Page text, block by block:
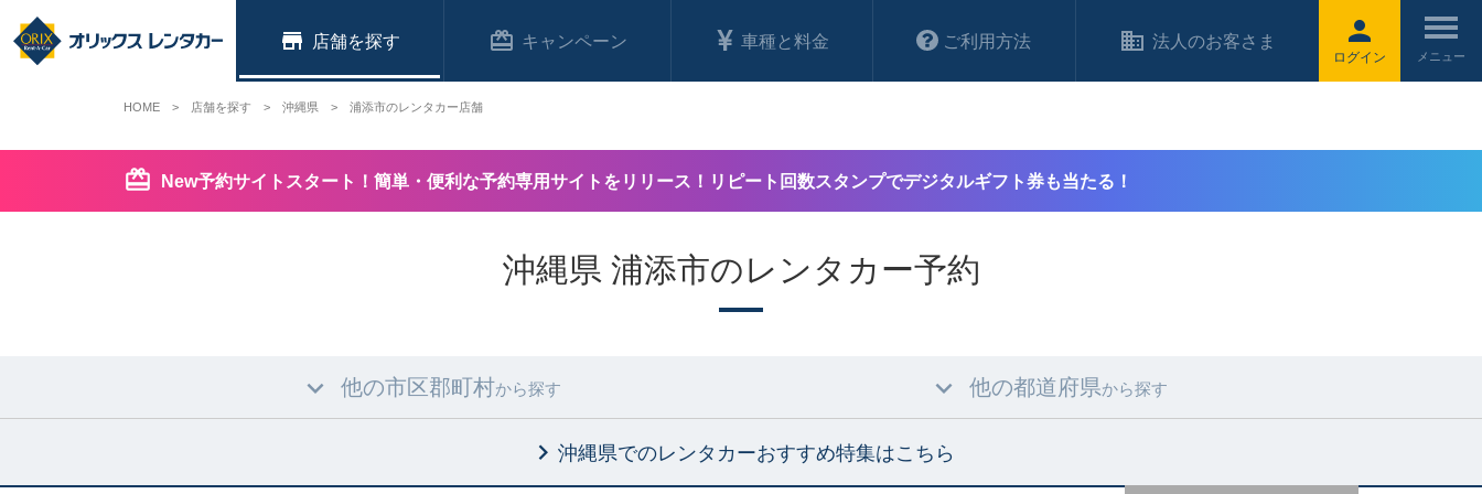
ログイン
店舗 キャンペーン 車種と料金 ご利用方法 法人のお客さま
New予約サイトスタート！簡単・便利な予約専用サイトをリリース！リピート回数スタンプでデジタルギフト券も当たる！
沖縄県 浦添市のレンタカー予約
他の市区郡町村から探す 他の都道府県から探す
沖縄県でのレンタカーおすすめ特集はこちら
HOME 店舗を探す 沖縄県 浦添市のレンタカー店舗